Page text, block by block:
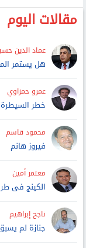
مقالات اليوم
عماد الدين
هل يستمر
عمرو حمزاوي
خطر
محمود قاسم
فيروز هانم
معتمر أمين
الكينج فى
ناجح إبراهيم
جنازة لم